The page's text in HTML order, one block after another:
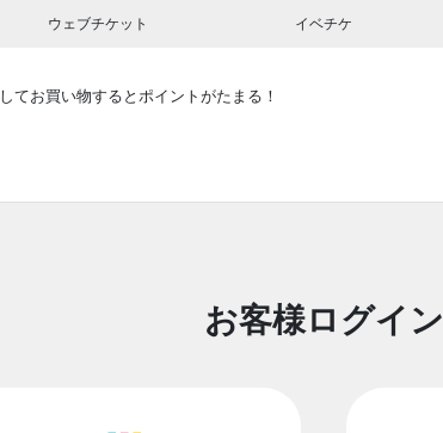
ウェブチケット イベチケ
してお買い物するとポイントがたまる！
お客様ログイン